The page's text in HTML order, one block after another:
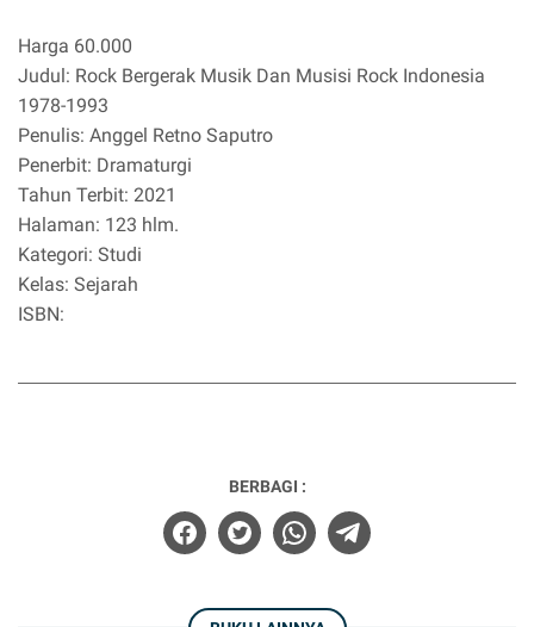
Harga 60.000
Judul: Rock Bergerak Musik Dan Musisi Rock Indonesia
1978-1993
Penulis: Anggel Retno Saputro
Penerbit: Dramaturgi
Tahun Terbit: 2021
Halaman: 123 hlm.
Kategori: Studi
Kelas: Sejarah
ISBN:
BERBAGI :